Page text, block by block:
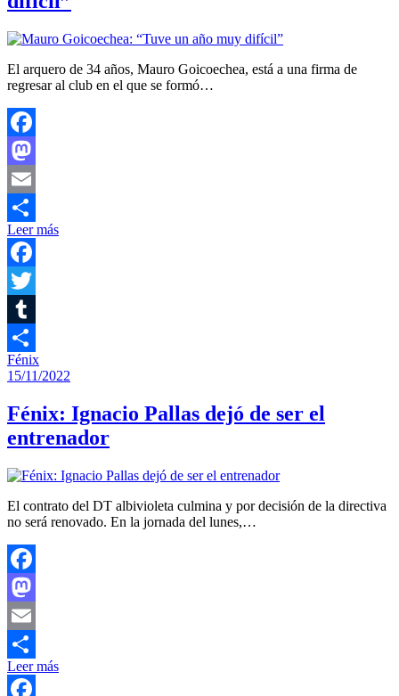
El arquero de 34 años, Mauro Goicoechea, está a una firma de
regresar al club en el que se formó…
Facebook
Mastodon
Email
Compartir
Leer más
Facebook
Twitter
Tumblr
Compartir
Fénix
15/11/2022
Fénix: Ignacio Pallas dejó de ser el
entrenador
El contrato del DT albivioleta culmina y por decisión de la directiva
no será renovado. En la jornada del lunes,…
Facebook
Mastodon
Email
Compartir
Leer más